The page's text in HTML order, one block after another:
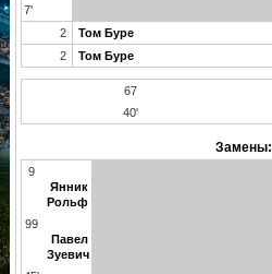
7'
2
Том Буре
2
Том Буре
67
40'
Замены:
9
Янник
Рольф
99
Павел
Зуевич